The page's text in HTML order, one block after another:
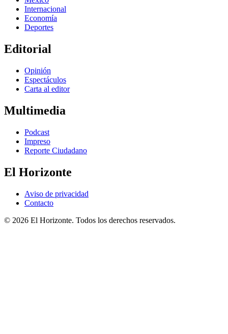
Internacional
Economía
Deportes
Editorial
Opinión
Espectáculos
Carta al editor
Multimedia
Podcast
Impreso
Reporte Ciudadano
El Horizonte
Aviso de privacidad
Contacto
© 2026 El Horizonte. Todos los derechos reservados.